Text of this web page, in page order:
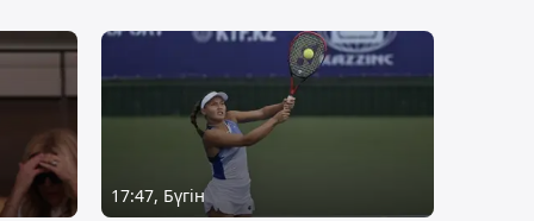
17:47, Бүгін